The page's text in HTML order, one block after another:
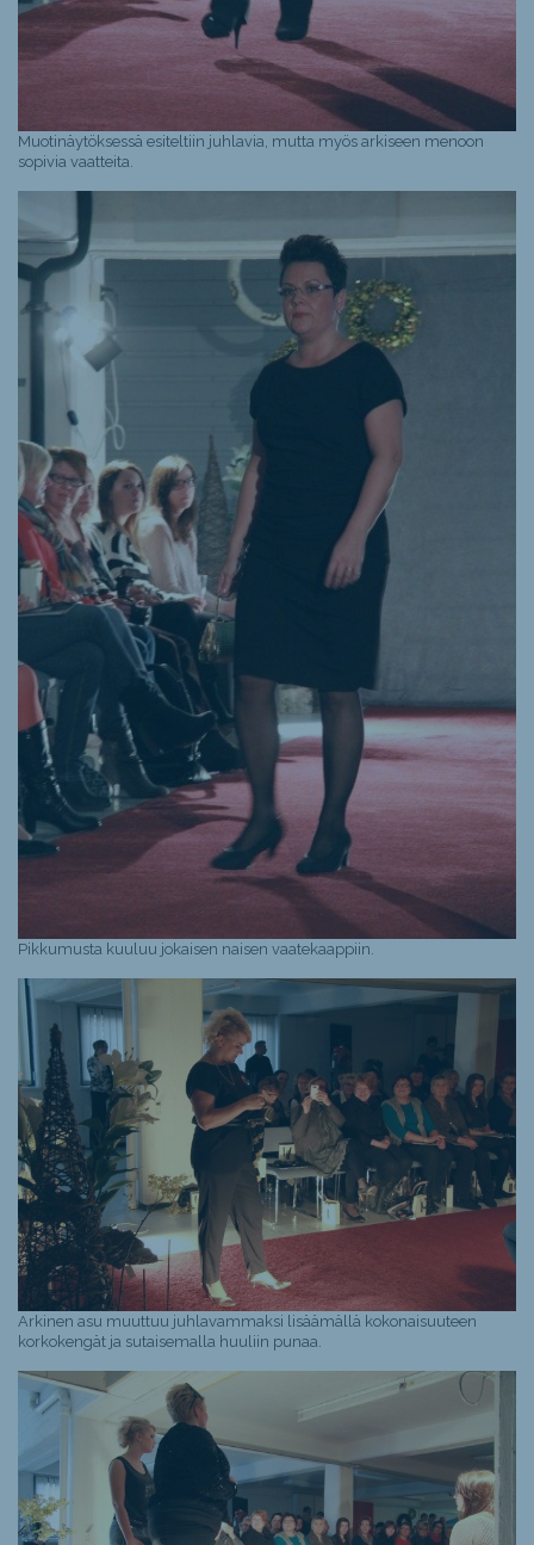
Muotinäytöksessä esiteltiin juhlavia, mutta myös arkiseen menoon
sopivia vaatteita.
Pikkumusta kuuluu jokaisen naisen vaatekaappiin.
Arkinen asu muuttuu juhlavammaksi lisäämällä kokonaisuuteen
korkokengät ja sutaisemalla huuliin punaa.